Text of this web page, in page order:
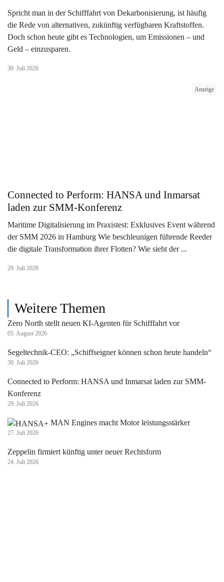
Spricht man in der Schifffahrt von Dekarbonisierung, ist häufig
die Rede von alternativen, zukünftig verfügbaren Kraftstoffen.
Doch schon heute gibt es Technologien, um Emissionen – und
Geld – einzusparen.
30. Juli 2026
Anzeige
Connected to Perform: HANSA und Inmarsat
laden zur SMM-Konferenz
Maritime Digitalisierung im Praxistest: Exklusives Event während
der SMM 2026 in Hamburg Wie beschleunigen führende Reeder
die digitale Transformation ihrer Flotten? Wie sieht der ...
29. Juli 2026
Weitere Themen
Zero North stellt neuen KI-Agenten für Schifffahrt vor
05. August 2026
Segeltechnik-CEO: „Schiffseigner können schon heute handeln“
30. Juli 2026
Connected to Perform: HANSA und Inmarsat laden zur SMM-
Konferenz
29. Juli 2026
MAN Engines macht Motor leistungsstärker
27. Juli 2026
Zeppelin firmiert künftig unter neuer Rechtsform
24. Juli 2026